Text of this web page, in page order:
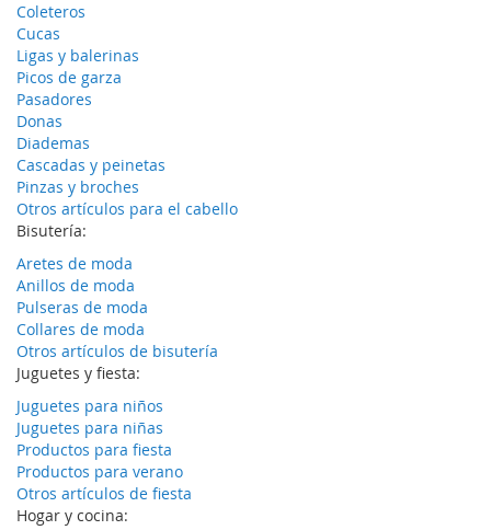
Coleteros
Cucas
Ligas y balerinas
Picos de garza
Pasadores
Donas
Diademas
Cascadas y peinetas
Pinzas y broches
Otros artículos para el cabello
Bisutería:
Aretes de moda
Anillos de moda
Pulseras de moda
Collares de moda
Otros artículos de bisutería
Juguetes y fiesta:
Juguetes para niños
Juguetes para niñas
Productos para fiesta
Productos para verano
Otros artículos de fiesta
Hogar y cocina: